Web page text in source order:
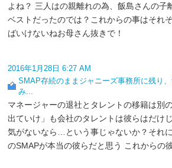
よね？ 三人はの親離れの為、飯島さんの子
ベストだったのでは？これからの事はそれ
ばいけないねお母さん抜きで！
2016年1月28日 6:27 AM
SMAP存続のままジャニーズ事務所に残り
み...
マネージャーの退社とタレントの移籍は別
出ていけ」も会社のタレントは彼らはだけ
気がないなら…という事じゃないか？それ
のSMAPが本当の彼らだと思う これからの